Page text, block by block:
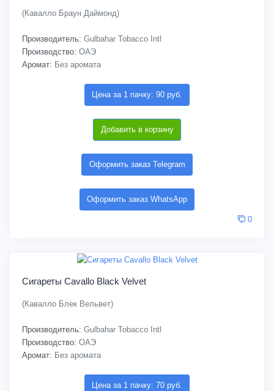
(Кавалло Браун Даймонд)
Производитель: Gulbahar Tobacco Intl
Производство: ОАЭ
Аромат: Без аромата
Цена за 1 пачку: 90 руб.
Добавить в корзину
Оформить заказ Telegram
Оформить заказ WhatsApp
0
Сигареты Cavallo Black Velvet
(Кавалло Блек Вельвет)
Производитель: Gulbahar Tobacco Intl
Производство: ОАЭ
Аромат: Без аромата
Цена за 1 пачку: 70 руб.